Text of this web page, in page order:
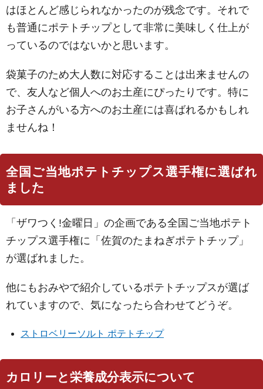
はほとんど感じられなかったのが残念です。それで
も普通にポテトチップとして非常に美味しく仕上が
っているのではないかと思います。
袋菓子のため大人数に対応することは出来ませんの
で、友人など個人へのお土産にぴったりです。特に
お子さんがいる方へのお土産には喜ばれるかもしれ
ませんね！
全国ご当地ポテトチップス選手権に選ばれ
ました
「ザワつく!金曜日」の企画である全国ご当地ポテト
チップス選手権に「佐賀のたまねぎポテトチップ」
が選ばれました。
他にもおみやで紹介しているポテトチップスが選ば
れていますので、気になったら合わせてどうぞ。
ストロベリーソルト ポテトチップ
カロリーと栄養成分表示について